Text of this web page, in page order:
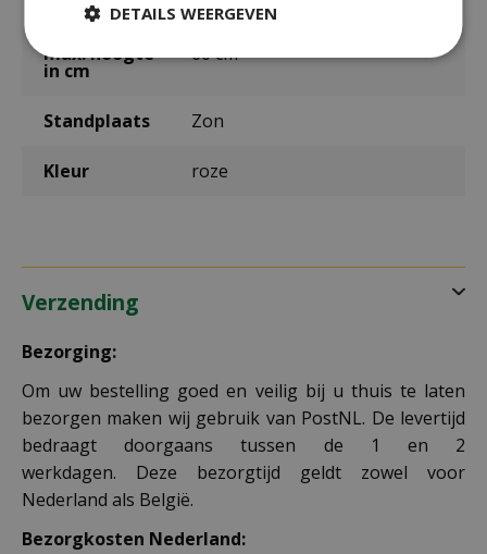
max. hoogte
in cm
60 cm
Standplaats Zon
Kleur roze
Verzending
Bezorging:
Om uw bestelling goed en veilig bij u thuis te laten
bezorgen maken wij gebruik van PostNL. De levertijd
bedraagt doorgaans tussen de 1 en 2
werkdagen. Deze bezorgtijd geldt zowel voor
Nederland als België.
Bezorgkosten Nederland:
DETAILS WEERGEVEN